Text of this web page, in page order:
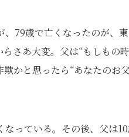
、79歳で亡くなったのが
さあ大変。父は“もしもの
かと思ったら“あなたのお
っている。その後、父は